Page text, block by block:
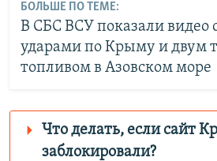
БОЛЬШЕ ПО ТЕМЕ:
В СБС ВСУ показали видео
ударами по Крыму и двум
топливом в Азовском море
Что делать, если сайт
заблокировали?